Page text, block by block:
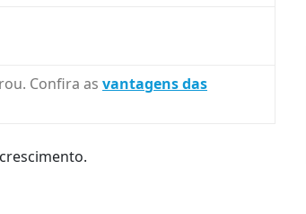
Confira as vantagens das